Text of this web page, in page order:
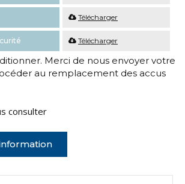
Télécharger
Télécharger
Merci de nous envoyer votre
au remplacement des accus
consulter